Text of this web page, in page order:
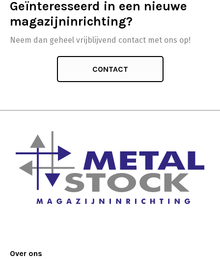
Geïnteresseerd in een nieuwe
magazijninrichting?
Neem dan geheel vrijblijvend contact met ons op!
CONTACT
Over ons